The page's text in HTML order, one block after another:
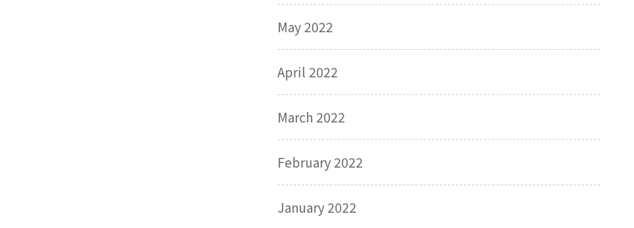
May 2022
April 2022
March 2022
February 2022
January 2022